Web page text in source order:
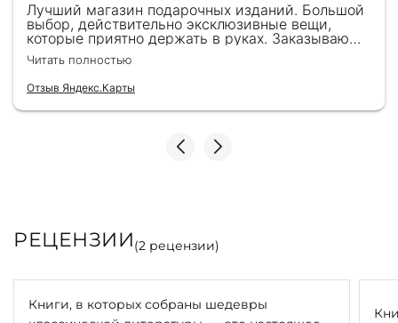
Лучший магазин подарочных изданий. Большой
выбор, действительно эксклюзивные вещи,
которые приятно держать в руках. Заказываю
здесь уже второй раз для бизнес-партнеров,
всегда всё безупречно — от общения с
консультантами до качества самих книг.
Однозначно рекомендую
Читать полностью
Отзыв Яндекс.Карты
РЕЦЕНЗИИ(2 рецензии)
Книги, в которых собраны шедевры